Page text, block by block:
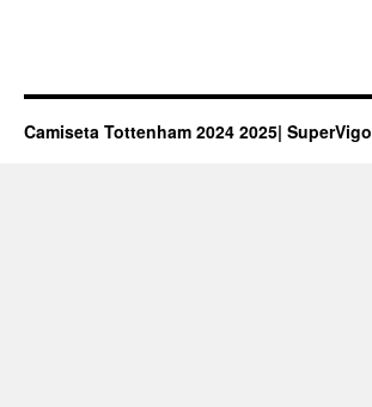
Camiseta Tottenham 2024 2025| SuperVigo